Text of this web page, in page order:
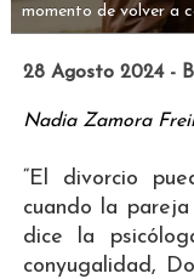
momento de volver a
28 Agosto 2024 -
Nadia Zamora
“El divorcio
cuando la
dice la
conyugalidad,